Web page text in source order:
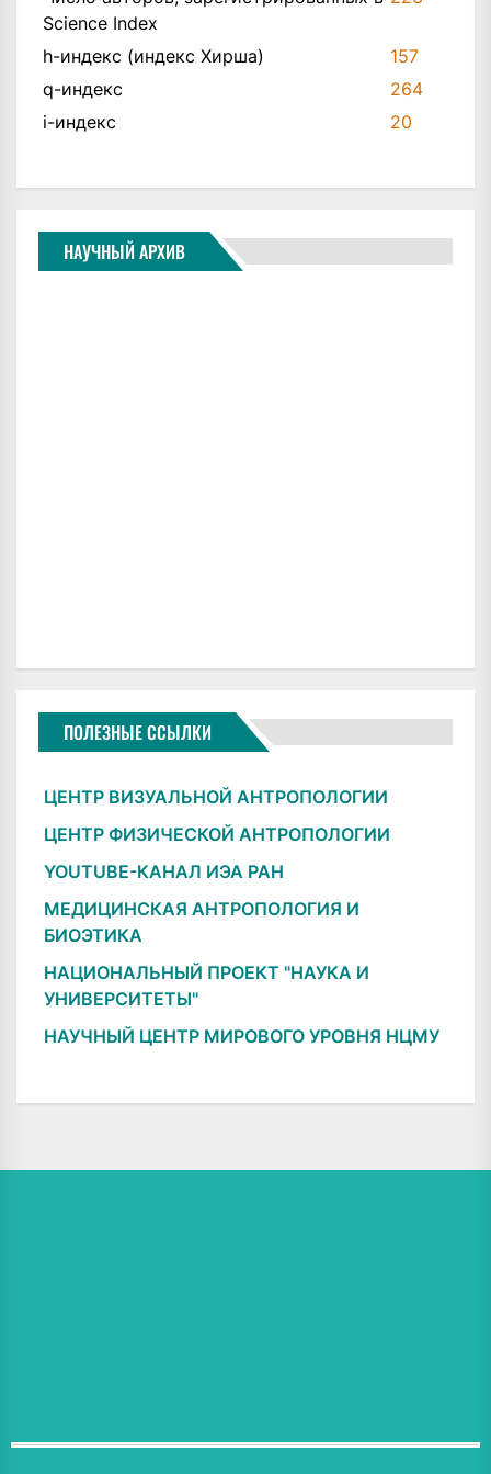
Science Index
h-индекс (индекс Хирша)
157
q-индекс
264
i-индекс
20
НАУЧНЫЙ АРХИВ
ПОЛЕЗНЫЕ ССЫЛКИ
ЦЕНТР ВИЗУАЛЬНОЙ АНТРОПОЛОГИИ
ЦЕНТР ФИЗИЧЕСКОЙ АНТРОПОЛОГИИ
YOUTUBE-КАНАЛ ИЭА РАН
МЕДИЦИНСКАЯ АНТРОПОЛОГИЯ И
БИОЭТИКА
НАЦИОНАЛЬНЫЙ ПРОЕКТ "НАУКА И
УНИВЕРСИТЕТЫ"
НАУЧНЫЙ ЦЕНТР МИРОВОГО УРОВНЯ НЦМУ